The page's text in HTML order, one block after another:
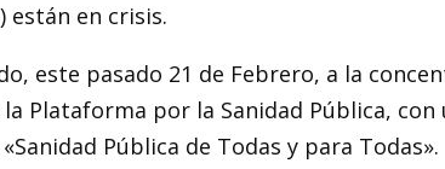
están en crisis.
este pasado 21 de Febrero, a la
Plataforma por la Sanidad Pública,
Pública de Todas y para Todas».